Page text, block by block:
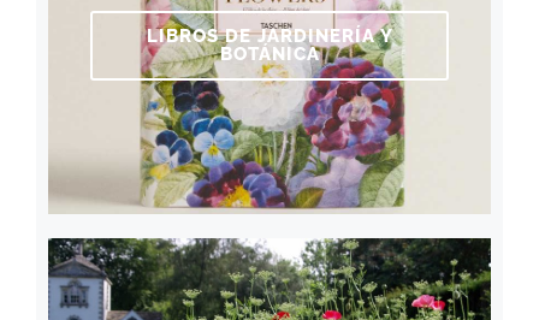
LIBROS DE JARDINERÍA Y
BOTÁNICA